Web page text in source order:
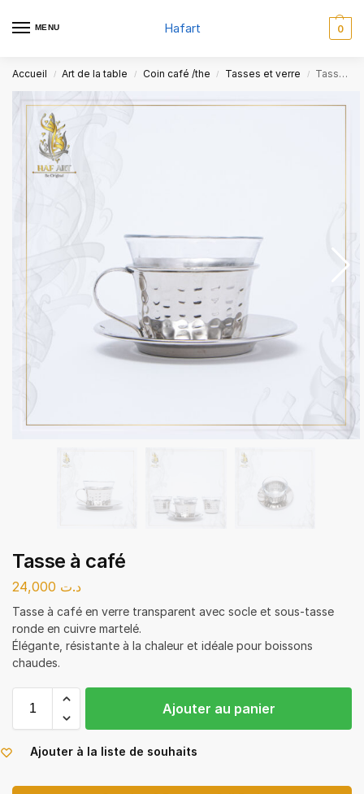
MENU Hafart 0
Accueil / Art de la table / Coin café /the / Tasses et verre / Tasse à café
Tasse à café
د.ت
Tasse à café en verre transparent avec socle et sous-tasse
ronde en cuivre martelé.
Élégante, résistante à la chaleur et idéale pour boissons
chaudes.
Ajouter au panier
Ajouter à la liste de souhaits